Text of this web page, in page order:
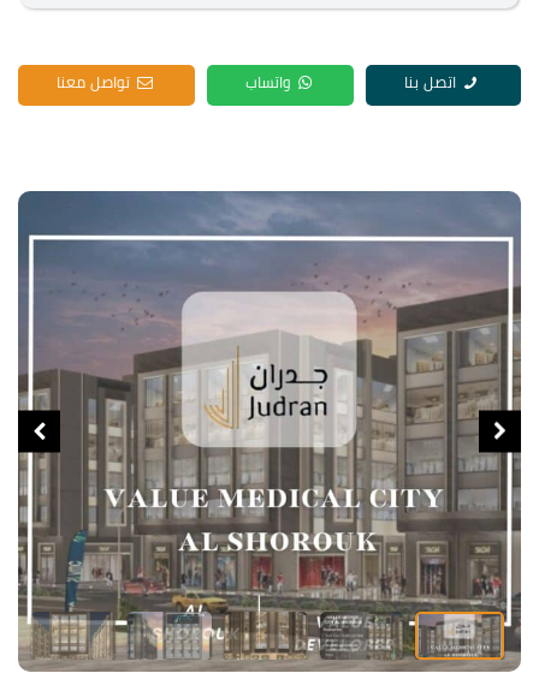
اتصل بنا واتساب تواصل معنا